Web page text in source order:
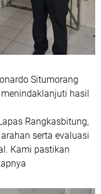
Situmorang
hasil
Rangkasbitung,
serta evaluasi
Kami pastikan